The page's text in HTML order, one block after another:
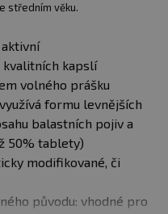
středním věku.
kvalitních kapslí
volného prášku
formu levnějších
balastních pojiv a
50% tablety)
modifikované, či
původu: vhodné pro